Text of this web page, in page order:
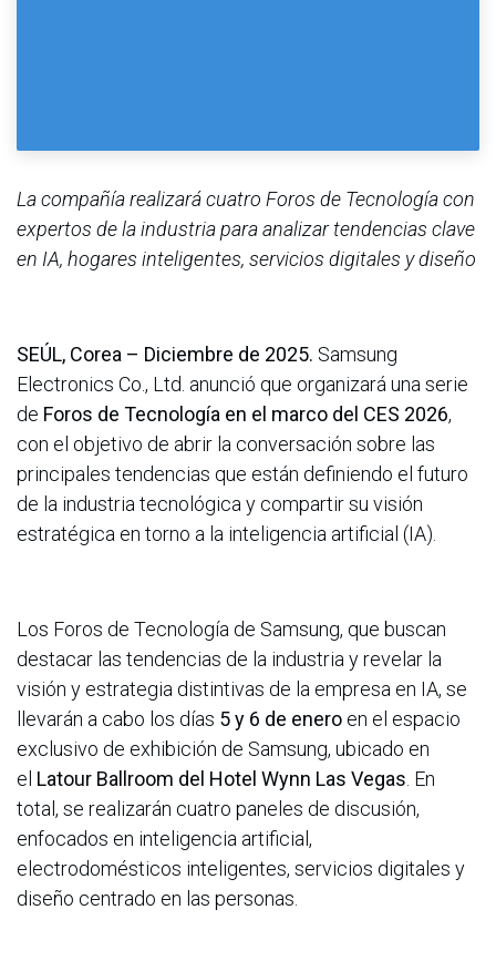
La compañía realizará cuatro Foros de Tecnología con
expertos de la industria para analizar tendencias clave
en IA, hogares inteligentes, servicios digitales y diseño
SEÚL, Corea – Diciembre de 2025. Samsung
Electronics Co., Ltd. anunció que organizará una serie
de Foros de Tecnología en el marco del CES 2026,
con el objetivo de abrir la conversación sobre las
principales tendencias que están definiendo el futuro
de la industria tecnológica y compartir su visión
estratégica en torno a la inteligencia artificial (IA).
Los Foros de Tecnología de Samsung, que buscan
destacar las tendencias de la industria y revelar la
visión y estrategia distintivas de la empresa en IA, se
llevarán a cabo los días 5 y 6 de enero en el espacio
exclusivo de exhibición de Samsung, ubicado en
el Latour Ballroom del Hotel Wynn Las Vegas . En
total, se realizarán cuatro paneles de discusión,
enfocados en inteligencia artificial,
electrodomésticos inteligentes, servicios digitales y
diseño centrado en las personas.